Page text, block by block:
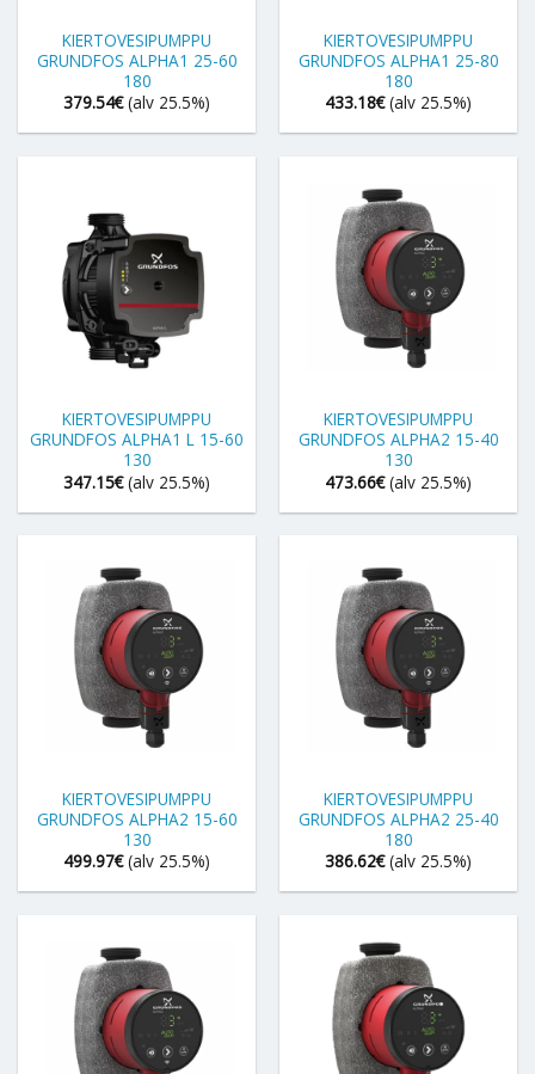
KIERTOVESIPUMPPU
GRUNDFOS ALPHA1 25-60
180
379.54€ (alv 25.5%)
KIERTOVESIPUMPPU
GRUNDFOS ALPHA1 25-80
180
433.18€ (alv 25.5%)
KIERTOVESIPUMPPU
GRUNDFOS ALPHA1 L 15-60
130
347.15€ (alv 25.5%)
KIERTOVESIPUMPPU
GRUNDFOS ALPHA2 15-40
130
473.66€ (alv 25.5%)
KIERTOVESIPUMPPU
GRUNDFOS ALPHA2 15-60
130
499.97€ (alv 25.5%)
KIERTOVESIPUMPPU
GRUNDFOS ALPHA2 25-40
180
386.62€ (alv 25.5%)